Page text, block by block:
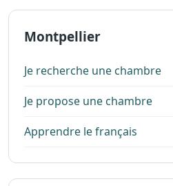
Montpellier
Je recherche une chambre
Je propose une chambre
Apprendre le français